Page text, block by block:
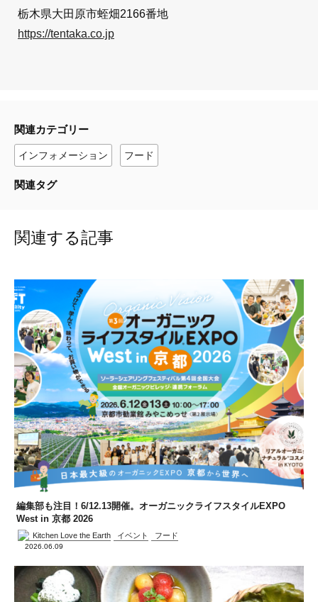
栃木県大田原市蛭畑2166番地
https://tentaka.co.jp
関連カテゴリー
インフォメーション フード
関連タグ
関連する記事
編集部も注目！6/12.13開催。オーガニックライフスタイルEXPO
West in 京都 2026
Kitchen Love the Earth イベント フード
2026.06.09